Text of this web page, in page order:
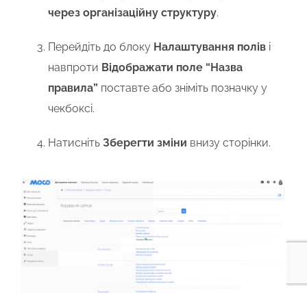
через організаційну структуру.
Перейдіть до блоку Налаштування полів і
навпроти Відображати поле “Назва
правила” поставте або зніміть позначку у
чекбоксі.
Натисніть Зберегти зміни внизу сторінки.